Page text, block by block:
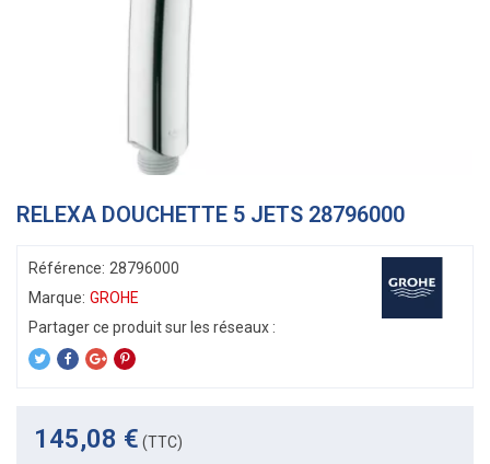
RELEXA DOUCHETTE 5 JETS 28796000
Référence: 28796000
Marque: GROHE
145,08 € (TTC)